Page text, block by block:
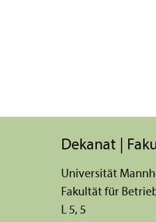
Dekanat |
Universität
Fakultät für
L 5, 5